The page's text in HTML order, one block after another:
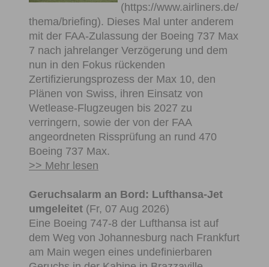
(https://www.airliners.de/
thema/briefing). Dieses Mal unter anderem
mit der FAA-Zulassung der Boeing 737 Max
7 nach jahrelanger Verzögerung und dem
nun in den Fokus rückenden
Zertifizierungsprozess der Max 10, den
Plänen von Swiss, ihren Einsatz von
Wetlease-Flugzeugen bis 2027 zu
verringern, sowie der von der FAA
angeordneten Rissprüfung an rund 470
Boeing 737 Max.
>> Mehr lesen
Geruchsalarm an Bord: Lufthansa-Jet
umgeleitet (Fr, 07 Aug 2026)
Eine Boeing 747-8 der Lufthansa ist auf
dem Weg von Johannesburg nach Frankfurt
am Main wegen eines undefinierbaren